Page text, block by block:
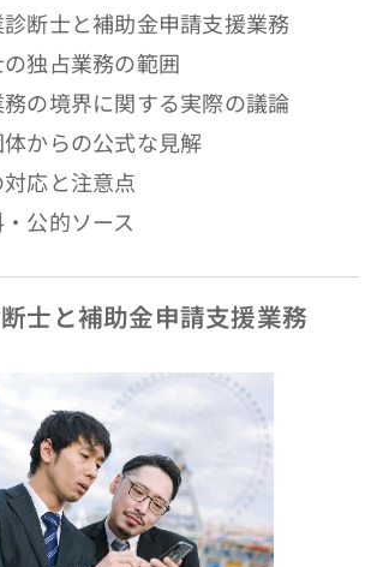
断士と補助金申請支援業務
独占業務の範囲
の境界に関する実際の議論
からの公式な見解
応と注意点
公的ソース
士と補助金申請支援業務